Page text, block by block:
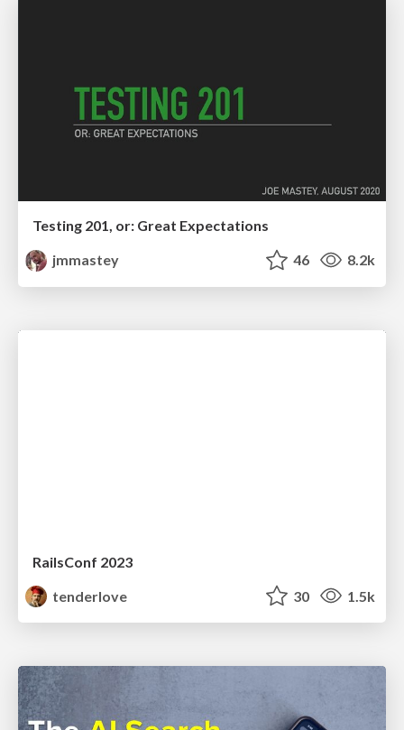
Testing 201, or: Great Expectations
jmmastey
46 8.2k
RailsConf 2023
tenderlove
30 1.5k